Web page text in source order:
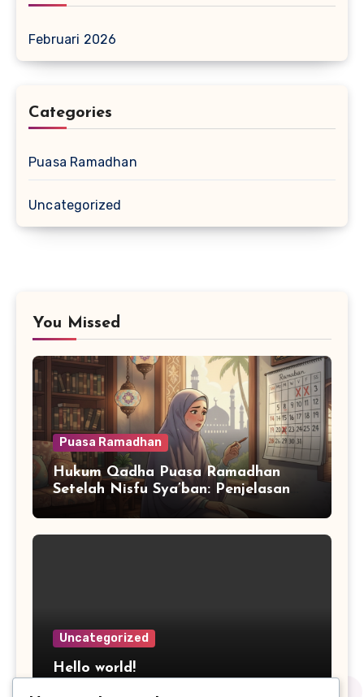
Februari 2026
Categories
Puasa Ramadhan
Uncategorized
You Missed
Puasa Ramadhan
Hukum Qadha Puasa Ramadhan
Setelah Nisfu Sya’ban: Penjelasan
Lengkap
Uncategorized
Hello world!